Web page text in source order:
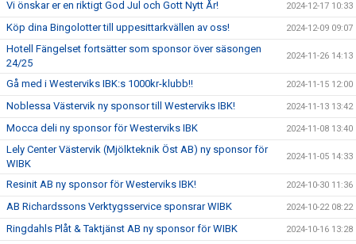
Vi önskar er en riktigt God Jul och Gott Nytt År! 2024-12-17 10:33
Köp dina Bingolotter till uppesittarkvällen av oss! 2024-12-09 09:07
Hotell Fängelset fortsätter som sponsor över säsongen
24/25
2024-11-26 14:13
Gå med i Westerviks IBK:s 1000kr-klubb!! 2024-11-15 12:00
Noblessa Västervik ny sponsor till Westerviks IBK! 2024-11-13 13:42
Mocca deli ny sponsor för Westerviks IBK 2024-11-08 13:40
Lely Center Västervik (Mjölkteknik Öst AB) ny sponsor för
WIBK
2024-11-05 14:33
Resinit AB ny sponsor för Westerviks IBK! 2024-10-30 11:36
AB Richardssons Verktygsservice sponsrar WIBK 2024-10-22 08:22
Ringdahls Plåt & Taktjänst AB ny sponsor för WIBK 2024-10-16 13:28